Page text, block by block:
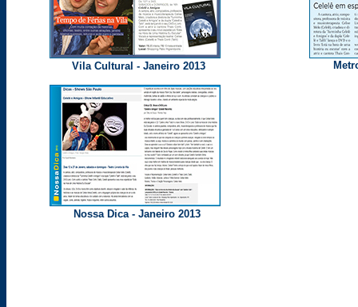
Vila Cultural - Janeiro 2013
Nossa Dica - Janeiro 2013